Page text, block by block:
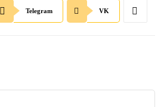
Telegram VK